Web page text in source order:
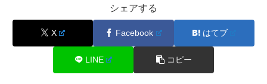
シェアする
X Facebook はてブ
LINE コピー